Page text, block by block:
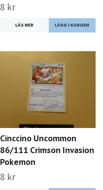
8 kr
LÄS MER
Cinccino Uncommon
86/111 Crimson Invasion
Pokemon
8 kr